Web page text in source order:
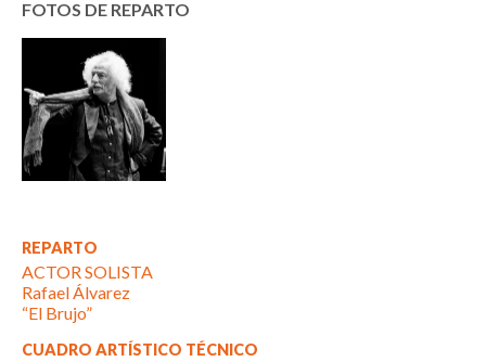
FOTOS DE REPARTO
REPARTO
ACTOR SOLISTA
Rafael Álvarez
“El Brujo”
CUADRO ARTÍSTICO TÉCNICO